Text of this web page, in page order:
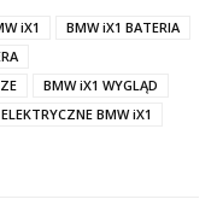
iX1
BMW iX1 BATERIA
BMW iX1 WYGLĄD
ELEKTRYCZNE BMW iX1